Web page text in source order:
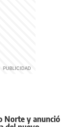
Norte y anunció